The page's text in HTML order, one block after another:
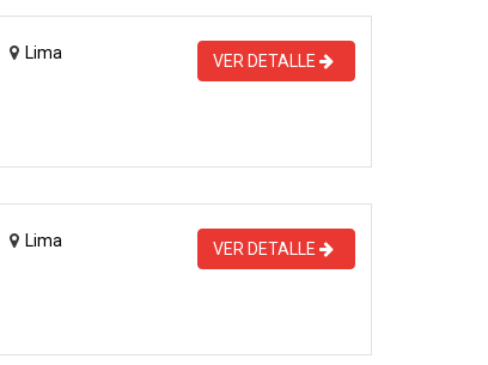
Lima VER DETALLE
Lima VER DETALLE